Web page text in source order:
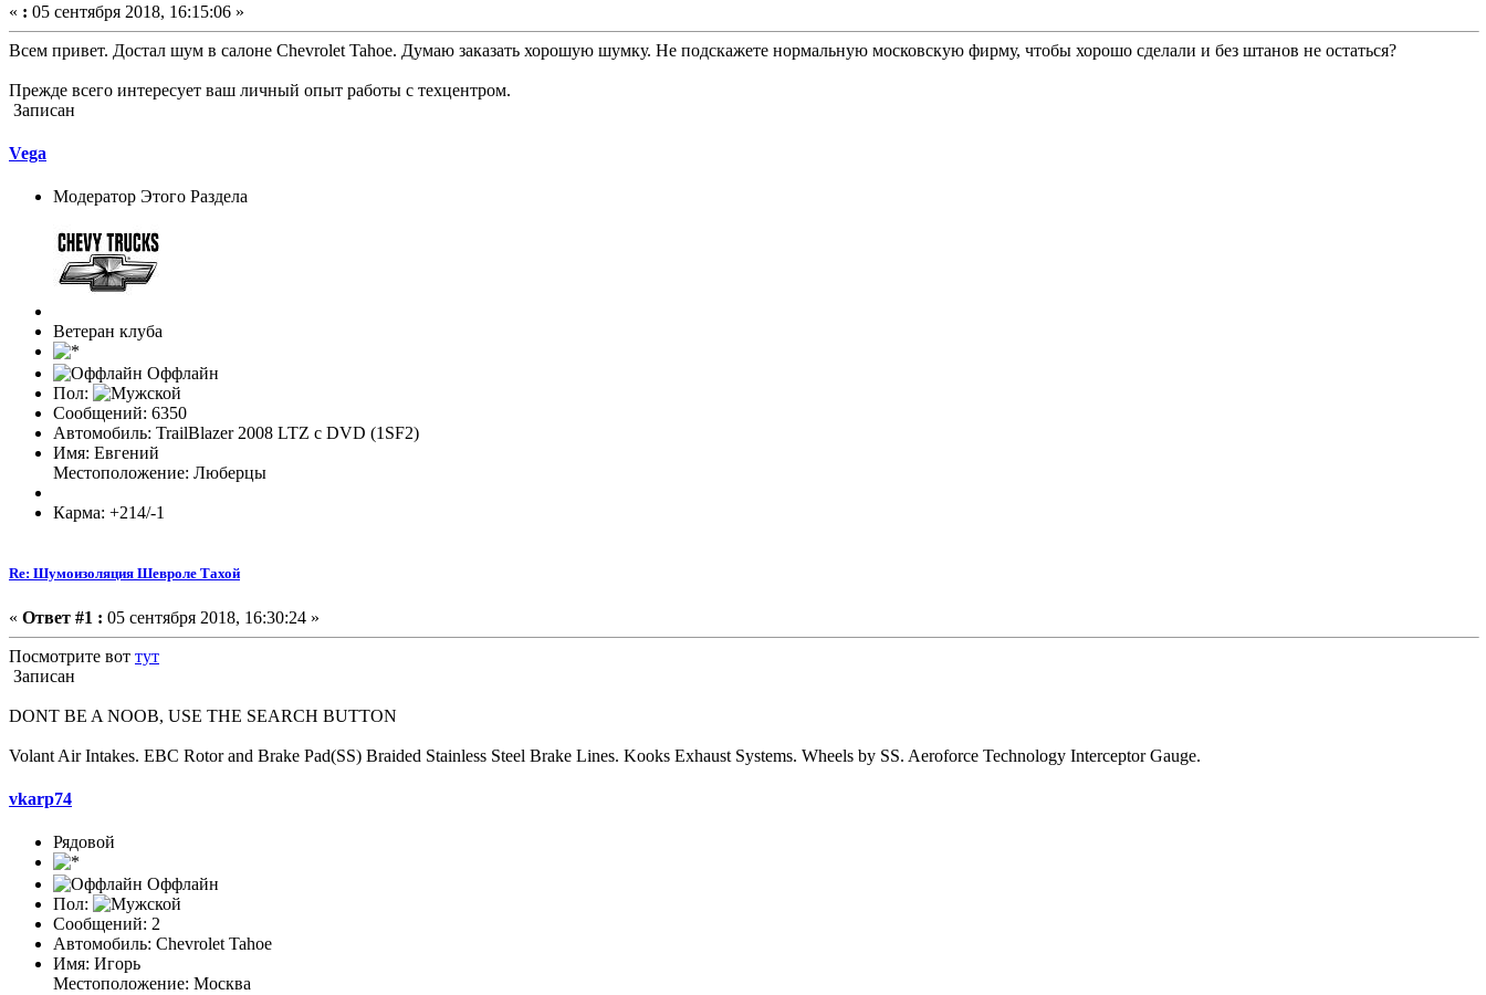
« : 05 сентября 2018, 16:15:06 »
Всем привет. Достал шум в салоне Chevrolet Tahoe. Думаю заказать хорошую шумку. Не подскажете нормальную московскую фирму, чтобы хорошо сделали и без штанов не остаться?
Прежде всего интересует ваш личный опыт работы с техцентром.
Записан
Vega
Модератор Этого Раздела
Ветеран клуба
Оффлайн
Пол:
Сообщений: 6350
Автомобиль: TrailBlazer 2008 LTZ c DVD (1SF2)
Имя: Евгений
Местоположение: Люберцы
Карма: +214/-1
Re: Шумоизоляция Шевроле Тахой
« Ответ #1 : 05 сентября 2018, 16:30:24 »
Посмотрите вот тут
Записан
DONT BE A NOOB, USE THE SEARCH BUTTON
Volant Air Intakes. EBC Rotor and Brake Pad(SS) Braided Stainless Steel Brake Lines. Kooks Exhaust Systems. Wheels by SS. Aeroforce Technology Interceptor Gauge.
vkarp74
Рядовой
Оффлайн
Пол:
Сообщений: 2
Автомобиль: Chevrolet Tahoe
Имя: Игорь
Местоположение: Москва